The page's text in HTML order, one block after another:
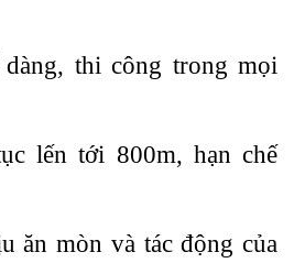
thi công trong mọi
lến tới 800m, hạn chế
ăn mòn và tác động của